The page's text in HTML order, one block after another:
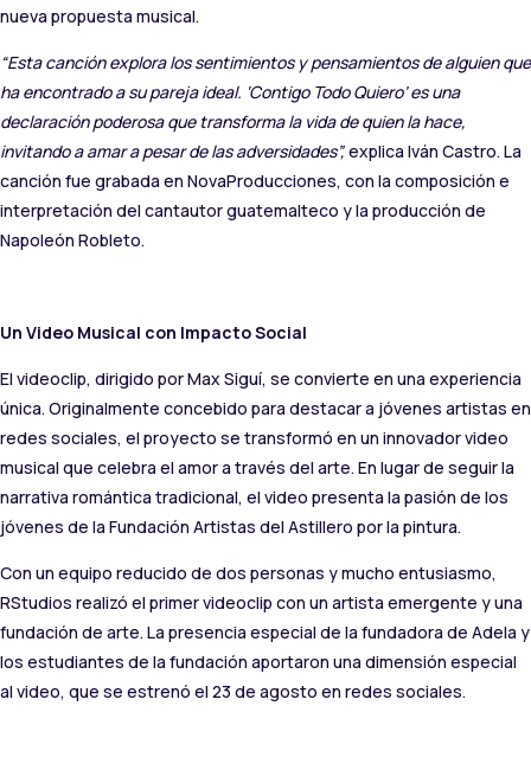
nueva propuesta musical.
“Esta canción explora los sentimientos y pensamientos de alguien que
ha encontrado a su pareja ideal. ‘Contigo Todo Quiero’ es una
declaración poderosa que transforma la vida de quien la hace,
invitando a amar a pesar de las adversidades”,explica Iván Castro. La
canción fue grabada en NovaProducciones, con la composición e
interpretación del cantautor guatemalteco y la producción de
Napoleón Robleto.
Un Video Musical con Impacto Social
El videoclip, dirigido por Max Siguí, se convierte en una experiencia
única. Originalmente concebido para destacar a jóvenes artistas en
redes sociales, el proyecto se transformó en un innovador video
musical que celebra el amor a través del arte. En lugar de seguir la
narrativa romántica tradicional, el video presenta la pasión de los
jóvenes de la Fundación Artistas del Astillero por la pintura.
Con un equipo reducido de dos personas y mucho entusiasmo,
RStudios realizó el primer videoclip con un artista emergente y una
fundación de arte. La presencia especial de la fundadora de Adela y
los estudiantes de la fundación aportaron una dimensión especial
al video, que se estrenó el 23 de agosto en redes sociales.